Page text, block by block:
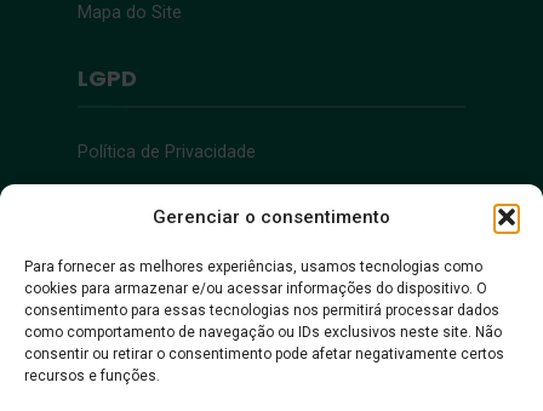
Gerenciar o consentimento
Para fornecer as melhores experiências, usamos tecnologias como
cookies para armazenar e/ou acessar informações do dispositivo. O
consentimento para essas tecnologias nos permitirá processar dados
como comportamento de navegação ou IDs exclusivos neste site. Não
consentir ou retirar o consentimento pode afetar negativamente certos
recursos e funções.
Mapa do Site
LGPD
Política de Privacidade
Acessibilidade
Acessibilidade